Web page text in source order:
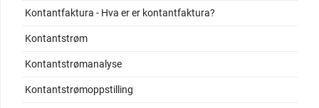
Kontantfaktura - Hva er er kontantfaktura?
Kontantstrøm
Kontantstrømanalyse
Kontantstrømoppstilling